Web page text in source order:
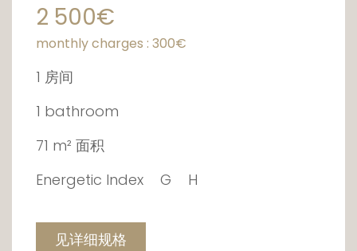
2 500€
monthly charges : 300€
1 房间
1 bathroom
71 m² 面积
Energetic Index
G H
见详细规格